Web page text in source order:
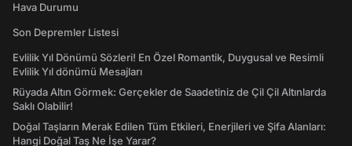
Hava Durumu
Son Depremler Listesi
Evlilik Yıl Dönümü Sözleri! En Özel Romantik, Duygusal ve Resimli
Evlilik Yıl dönümü Mesajları
Rüyada Altın Görmek: Gerçekler de Saadetiniz de Çil Çil Altınlarda
Saklı Olabilir!
Doğal Taşların Merak Edilen Tüm Etkileri, Enerjileri ve Şifa Alanları:
Hangi Doğal Taş Ne İşe Yarar?